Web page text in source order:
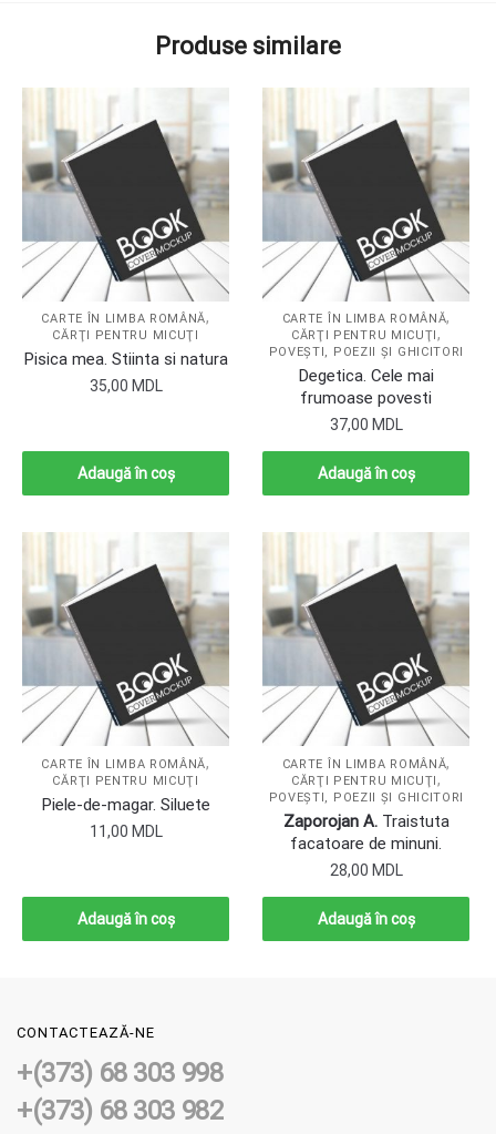
Produse similare
CARTE ÎN LIMBA ROMÂNĂ,
CĂRŢI PENTRU MICUŢI
Pisica mea. Stiinta si natura
35,00 MDL
Adaugă în coș
CARTE ÎN LIMBA ROMÂNĂ,
CĂRŢI PENTRU MICUŢI,
POVEŞTI, POEZII ŞI GHICITORI
Degetica. Cele mai
frumoase povesti
37,00 MDL
Adaugă în coș
CARTE ÎN LIMBA ROMÂNĂ,
CĂRŢI PENTRU MICUŢI
Piele-de-magar. Siluete
11,00 MDL
Adaugă în coș
CARTE ÎN LIMBA ROMÂNĂ,
CĂRŢI PENTRU MICUŢI,
POVEŞTI, POEZII ŞI GHICITORI
Zaporojan A.Traistuta
facatoare de minuni.
28,00 MDL
Adaugă în coș
CONTACTEAZĂ-NE
+(373) 68 303 998
+(373) 68 303 982